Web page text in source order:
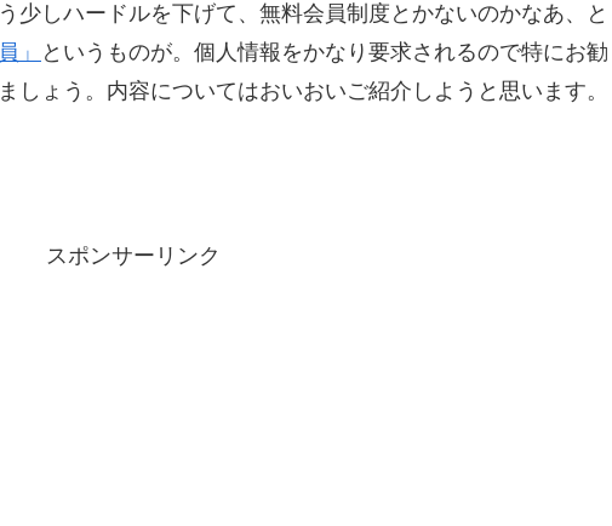
少しハードルを下げて、無料会員制度とかないのかなあ、と
」
というものが。個人情報をかなり要求されるので特にお勧
しょう。内容についてはおいおいご紹介しようと思います。
スポンサーリンク